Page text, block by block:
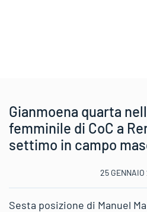
Gianmoena quarta
femminile di CoC a
settimo in campo
25
Sesta posizione di Manuel